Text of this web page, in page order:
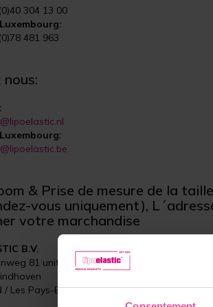
304 13 00
481 963
nous:
& Prise de mesure de la taille
vous uniquement),
votre marchandise
B.V.
81 unit 012
/ Les Pays-Bas